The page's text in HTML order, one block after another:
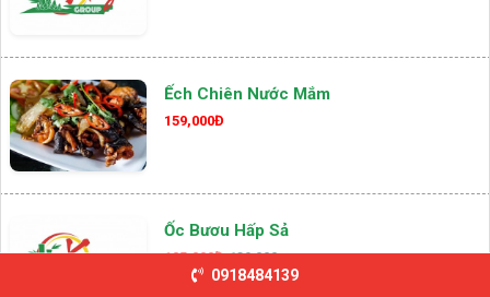
Ếch Chiên Nước Mắm
159,000Đ
Ốc Bươu Hấp Sả
105,000Đ 139,000
0918484139